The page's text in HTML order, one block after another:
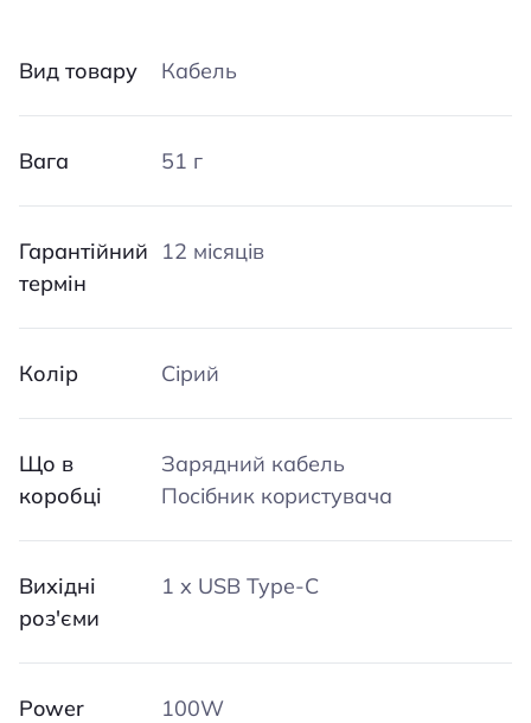
Вид товару Кабель
Вага 51 г
Гарантійний
термін
12 місяців
Колір Сірий
Що в
коробці
Зарядний кабель
Посібник користувача
Вихідні
роз'єми
1 х USB Type-C
Power
100W